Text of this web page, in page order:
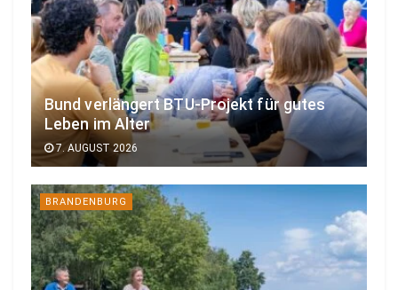
Bund verlängert BTU-Projekt für gutes
Leben im Alter
7. AUGUST 2026
BRANDENBURG